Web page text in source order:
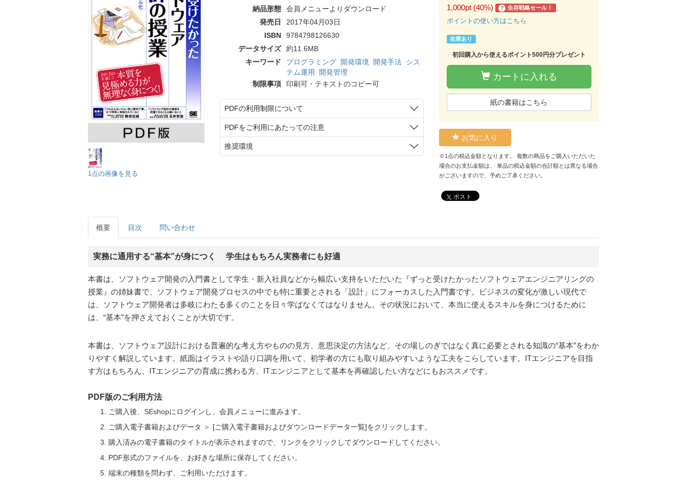
1点の画像を見る
納品形態
会員メニューよりダウンロード
発売日
2017年04月03日
ISBN
9784798126630
データサイズ
約11.6MB
キーワード
プログラミング 開発環境 開発手法 シス
テム運用
開発管理
制限事項
印刷可・テキストのコピー可
PDFの利用制限について
PDFをご利用にあたっての注意
推奨環境
1,000pt (40%) ? 生存戦略セール！
ポイントの使い方はこちら
在庫あり
初回購入から使えるポイント500円分プレゼント
カートに入れる
紙の書籍はこちら
お気に入り
※1点の税込金額となります。 複数の商品をご購入いただいた
場合のお支払金額は、 単品の税込金額の合計額とは異なる場合
がございますので、予めご了承ください。
ポスト
概要 目次 問い合わせ
実務に通用する“基本”が身につく 学生はもちろん実務者にも好適
本書は、ソフトウェア開発の入門書として学生・新入社員などから幅広い支持をいただいた『ずっと受けたかったソフトウェアエンジニアリングの
授業』の姉妹書で、ソフトウェア開発プロセスの中でも特に重要とされる「設計」にフォーカスした入門書です。ビジネスの変化が激しい現代で
は、ソフトウェア開発者は多岐にわたる多くのことを日々学ばなくてはなりません。その状況において、本当に使えるスキルを身につけるために
は、“基本”を押さえておくことが大切です。
本書は、ソフトウェア設計における普遍的な考え方やものの見方、意思決定の方法など、その場しのぎではなく真に必要とされる知識の“基本”をわか
りやすく解説しています。紙面はイラストや語り口調を用いて、初学者の方にも取り組みやすいような工夫をこらしています。ITエンジニアを目指
す方はもちろん、ITエンジニアの育成に携わる方、ITエンジニアとして基本を再確認したい方などにもおススメです。
PDF版のご利用方法
ご購入後、SEshopにログインし、会員メニューに進みます。
ご購入電子書籍およびデータ ＞ [ご購入電子書籍およびダウンロードデータ一覧]をクリックします。
購入済みの電子書籍のタイトルが表示されますので、リンクをクリックしてダウンロードしてください。
PDF形式のファイルを、お好きな場所に保存してください。
端末の種類を問わず、ご利用いただけます。